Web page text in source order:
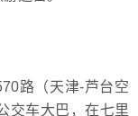
路（天津-芦台空
交车大巴，在七里